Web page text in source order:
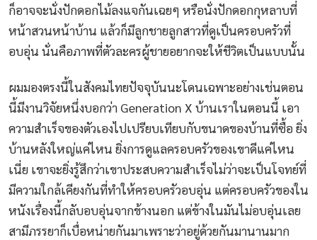
ก็อาจจะนั่งปักดอกไม้ลงแจกันเฉยๆ หรือนั่งปักดอกกุหลาบที่
หน้าสวนหน้าบ้าน แล้วก็มีลูกชายลูกสาวที่ดูเป็นครอบครัวที่
อบอุ่น นั่นคือภาพที่ตัวละครผู้ชายอยากจะให้ชีวิตเป็นแบบนั้น
ผมมองตรงนี้ในสังคมไทยปัจจุบันนะโดนเฉพาะอย่างเช่นตอน
นี้มีงานวิจัยหนึ่งบอกว่า Generation X บ้านเราในตอนนี้ เอา
ความสำเร็จของตัวเองไปเปรียบเทียบกับขนาดของบ้านที่ซื้อ ยิ่ง
บ้านหลังใหญ่แค่ไหน ยิ่งการดูแลครอบครัวของเขาดีแค่ไหน
เนี่ย เขาจะยิ่งรู้สึกว่าเขาประสบความสำเร็จไม่ว่าจะเป็นโจทย์ที่
มีความใกล้เคียงกันที่ทำให้ครอบครัวอบอุ่น แต่ครอบครัวของใน
หนังเรื่องนี้กลับอบอุ่นจากข้างนอก แต่ข้างในมันไม่อบอุ่นเลย
สามีภรรยาก็เบื่อหน่ายกันมาเพราะว่าอยู่ด้วยกันมานานมาก